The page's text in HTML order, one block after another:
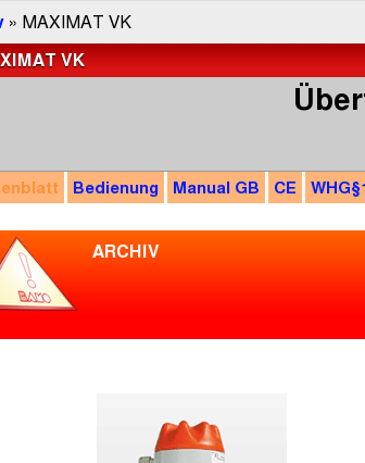
» MAXIMAT VK
VK
Bedienung Manual GB CE WHG
ARCHIV